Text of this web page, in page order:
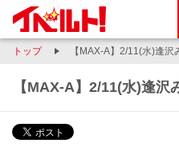
トップ 【MAX-A】2/11(水)逢沢
【MAX-A】2/11(水)逢沢